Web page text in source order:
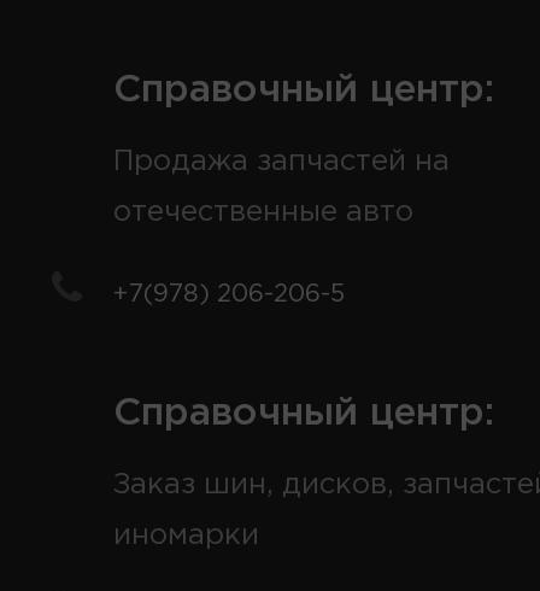
Справочный центр:
Продажа запчастей на
отечественные авто
+7(978) 206-206-5
Справочный центр:
Заказ шин, дисков,
иномарки